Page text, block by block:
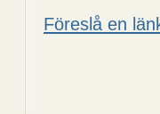
Föreslå en